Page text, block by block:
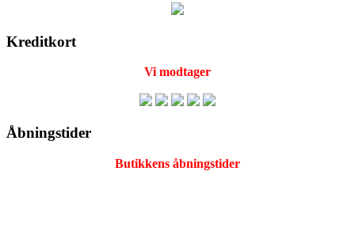
Kreditkort
Vi modtager
Åbningstider
Butikkens åbningstider